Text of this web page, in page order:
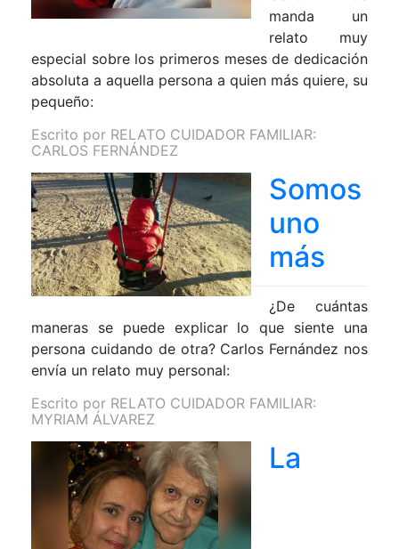
manda un
relato muy
especial sobre los primeros meses de dedicación
absoluta a aquella persona a quien más quiere, su
pequeño:
Escrito por RELATO CUIDADOR FAMILIAR:
CARLOS FERNÁNDEZ
Somos
uno
más
¿De cuántas
maneras se puede explicar lo que siente una
persona cuidando de otra? Carlos Fernández nos
envía un relato muy personal:
Escrito por RELATO CUIDADOR FAMILIAR:
MYRIAM ÁLVAREZ
La